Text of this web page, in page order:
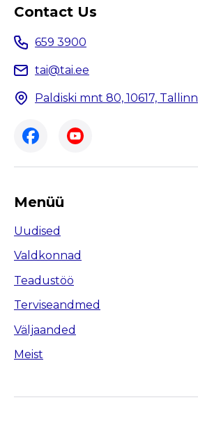
Contact Us
659 3900
tai@tai.ee
Paldiski mnt 80, 10617, Tallinn
Menüü
Uudised
Valdkonnad
Teadustöö
Terviseandmed
Väljaanded
Meist